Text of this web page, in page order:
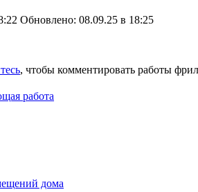
Обновлено: 08.09.25 в 18:25
, чтобы комментировать работы
работа
дома